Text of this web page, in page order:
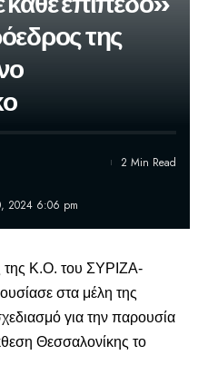
της
2024 6:06 pm
2 Min Read
Κ.Ο. του ΣΥΡΙΖΑ-
στα μέλη της
για την παρουσία
Θεσσαλονίκης το